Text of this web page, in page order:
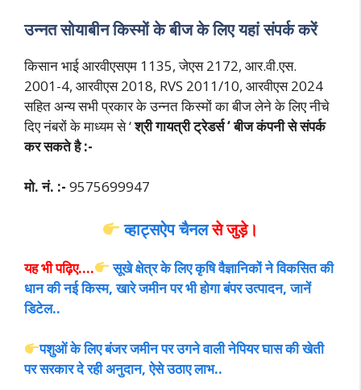
उन्नत सोयाबीन किस्मों के बीज के लिए यहां संपर्क करें
किसान भाई आरवीएसएम 1135, जेएस 2172, आर.वी.एस.
2001-4, आरवीएस 2018, RVS 2011/10, आरवीएस 2024
सहित अन्य सभी प्रकार के उन्नत किस्मों का बीज लेने के लिए नीचे
दिए नंबरों के माध्यम से ‘श्री गायत्री ट्रेडर्स ‘ बीज कंपनी से संपर्क
कर सकते है :-
मो. नं. :- 9575699947
व्हाट्सऐप चैनलसे जुड़े।
यह भी पढ़िए….
सूखे क्षेत्र के लिए कृषि वैज्ञानिकों ने विकसित की
धान की नई किस्म, खारे जमीन पर भी होगा बंपर उत्पादन, जानें
डिटेल..
पशुओं के लिए बंजर जमीन पर उगने वाली नेपियर घास की खेती
पर सरकार दे रही अनुदान, ऐसे उठाए लाभ..